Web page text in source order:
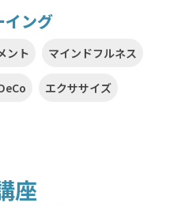
イング
ント マインドフルネス
エクササイズ
座